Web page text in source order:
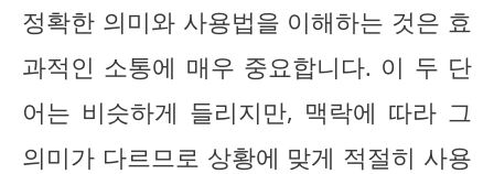
정확한 의미와 사용법을 이해하는 것은 효
과적인 소통에 매우 중요합니다. 이 두 단
어는 비슷하게 들리지만, 맥락에 따라 그
의미가 다르므로 상황에 맞게 적절히 사용